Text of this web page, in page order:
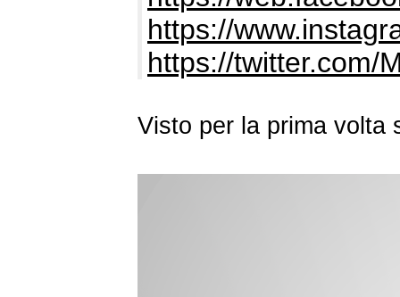
https://
https://twitter.com/
Visto per la prima volta